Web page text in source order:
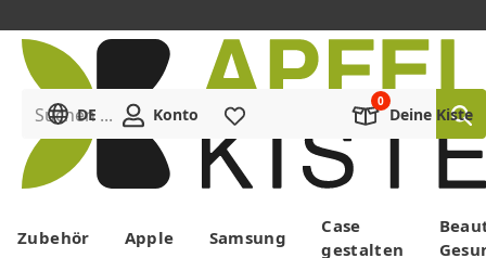
Menü
Suchen ...
DE Konto Deine Kiste
Zubehör Apple Samsung
Case
gestalten